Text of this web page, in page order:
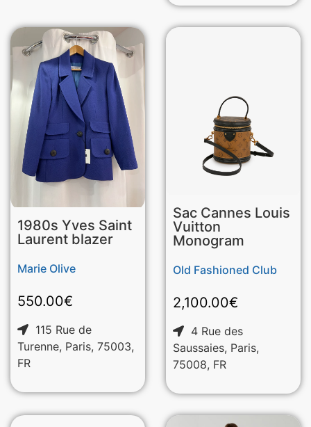
1980s Yves Saint
Laurent blazer
Marie Olive
550.00€
115 Rue de
Turenne, Paris, 75003,
FR
Sac Cannes Louis
Vuitton
Monogram
Old Fashioned Club
2,100.00€
4 Rue des
Saussaies, Paris,
75008, FR